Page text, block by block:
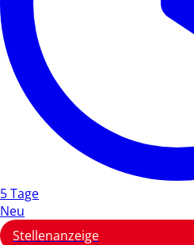
5 Tage
Neu
Stellenanzeige